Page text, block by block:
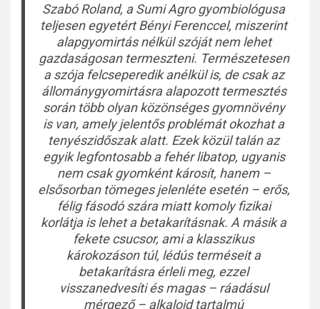
Szabó Roland, a Sumi Agro gyombiológusa
teljesen egyetért Bényi Ferenccel, miszerint
alapgyomirtás nélkül szóját nem lehet
gazdaságosan termeszteni. Természetesen
a szója felcseperedik anélkül is, de csak az
állománygyomirtásra alapozott termesztés
során több olyan közönséges gyomnövény
is van, amely jelentős problémát okozhat a
tenyészidőszak alatt. Ezek közül talán az
egyik legfontosabb a fehér libatop, ugyanis
nem csak gyomként károsít, hanem –
elsősorban tömeges jelenléte esetén – erős,
félig fásodó szára miatt komoly fizikai
korlátja is lehet a betakarításnak. A másik a
fekete csucsor, ami a klasszikus
károkozáson túl, lédús terméseit a
betakarításra érleli meg, ezzel
visszanedvesíti és magas – ráadásul
mérgező – alkaloid tartalmú